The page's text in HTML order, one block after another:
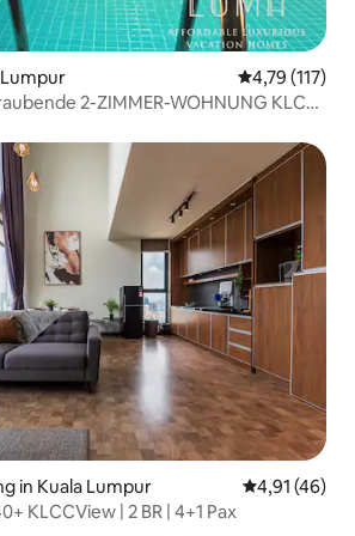
4,79 (117)
2-ZIMMER-WOHNUNG KLCC
in Kuala Lumpur
4,91 (46)
KLCCView | 2 BR | 4+1 Pax